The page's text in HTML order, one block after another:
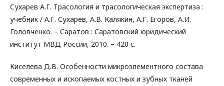
Сухарев А.Г. Трасология и трасологическая экспертиза :
учебник / А.Г. Сухарев, А.В. Калякин, А.Г. Егоров, А.И.
Головченко. – Саратов : Саратовский юридический
институт МВД России, 2010. – 420 с.
Киселева Д.В. Особенности микроэлементного состава
современных и ископаемых костных и зубных тканей